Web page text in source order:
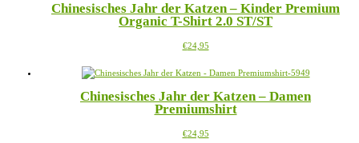
gewählt
werden
auf.
Die
können
der
gewählt
werden
Chinesisches Jahr der Katzen – Kinder Premium
Organic T-Shirt 2.0 ST/ST
€24,95Dieses
weist
Varianten
auf.
Optionen
Chinesisches Jahr der Katzen – Damen
Premiumshirt
€24,95Dieses